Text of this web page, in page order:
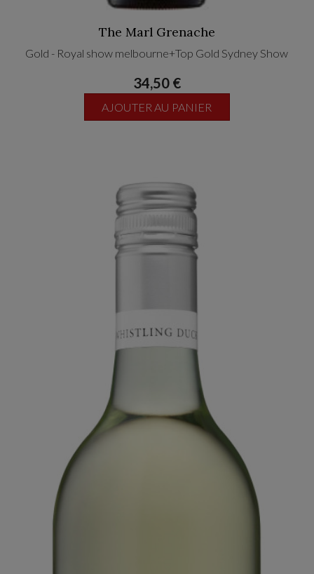
The Marl Grenache
Gold - Royal show melbourne+Top Gold Sydney Show
34,50 €
AJOUTER AU PANIER